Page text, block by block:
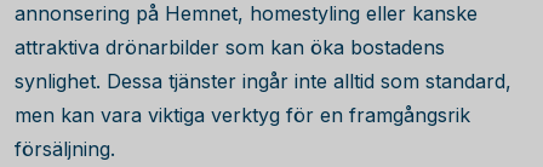
annonsering på Hemnet, homestyling eller kanske
attraktiva drönarbilder som kan öka bostadens
synlighet. Dessa tjänster ingår inte alltid som standard,
men kan vara viktiga verktyg för en framgångsrik
försäljning.